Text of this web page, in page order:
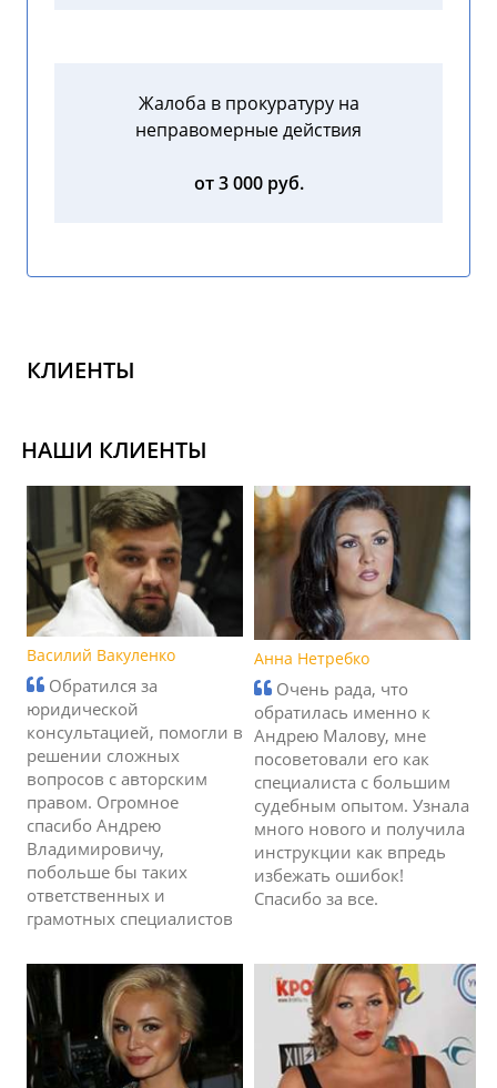
Жалоба в прокуратуру на
неправомерные действия
от 3 000 руб.
КЛИЕНТЫ
НАШИ КЛИЕНТЫ
Василий Вакуленко
Обратился за
юридической
консультацией, помогли в
решении сложных
вопросов с авторским
правом. Огромное
спасибо Андрею
Владимировичу,
побольше бы таких
ответственных и
грамотных специалистов
Анна Нетребко
Очень рада, что
обратилась именно к
Андрею Малову, мне
посоветовали его как
специалиста с большим
судебным опытом. Узнала
много нового и получила
инструкции как впредь
избежать ошибок!
Спасибо за все.